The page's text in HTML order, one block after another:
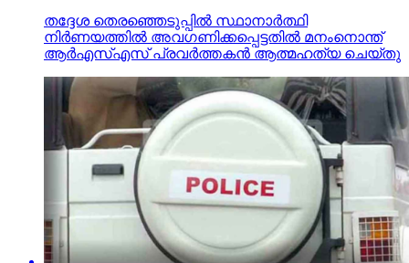
തദ്ദേശ തെരഞ്ഞെടുപ്പില്‍ സ്ഥാനാര്‍ത്ഥി
നിര്‍ണയത്തില്‍ അവഗണിക്കപ്പെട്ടതില്‍ മനംനൊന്ത്
ആര്‍എസ്എസ് പ്രവര്‍ത്തകന്‍ ആത്മഹത്യ ചെയ്തു